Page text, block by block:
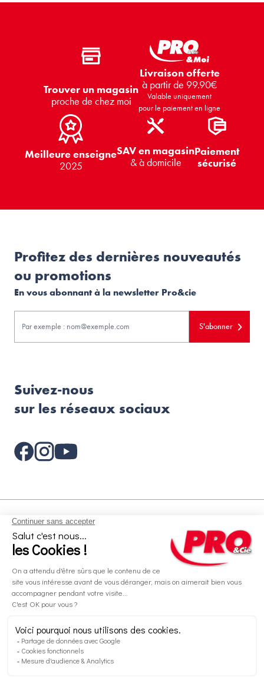
Trouver un magasin
proche de chez moi
Livraison offerte
à partir de 99.90€
Valable uniquement
pour le paiement en ligne
Meilleure enseigne
2025
SAV en magasin
& à domicile
Paiement
sécurisé
Profitez des dernières nouveautés
ou promotions
En vous abonnant à la newsletter Pro&cie
S'abonner
Suivez-nous
sur les réseaux sociaux
Aides et informations
Services
Informations légales
Nos magasins